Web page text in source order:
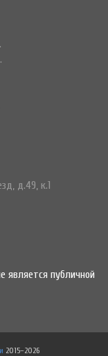
д.49, к.1
является публичной
2015–2026